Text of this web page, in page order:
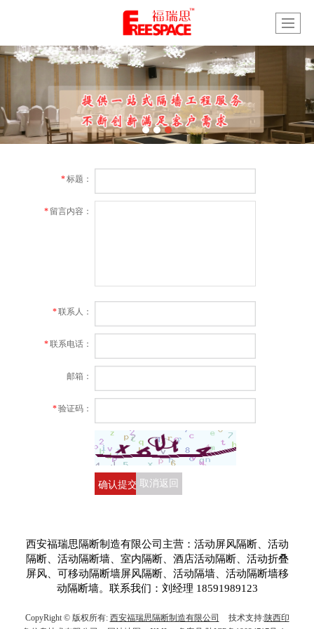
*标题：
* 留言内容：
*联系人：
*联系电话：
邮箱：
*验证码：
确认提交 取消返回
西安福瑞思隔断制造有限公司主营：活动屏风隔断、活动
隔断、活动隔断墙、室内隔断、酒店活动隔断、活动折叠
屏风、可移动隔断墙屏风隔断、活动隔墙、活动隔断墙移
动隔断墙。联系我们：刘经理 18591989123
CopyRight © 版权所有: 西安福瑞思隔断制造有限公司 技术支持:陕西印